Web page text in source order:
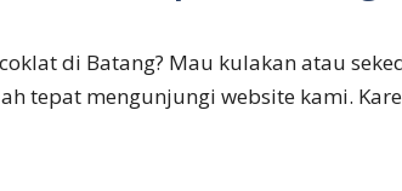
di Batang? Mau kulakan atau
tepat mengunjungi website kami.